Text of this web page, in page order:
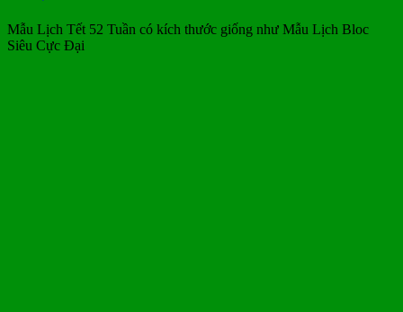
Mẫu Lịch Tết 52 Tuần có kích thước giống như Mẫu Lịch Bloc
Siêu Cực Đại